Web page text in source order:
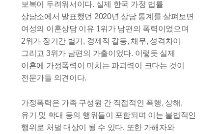
보복이 두려워서이다. 실제 한국 가정 법률
상담소에서 발표했던 2020년 상담 통계를 살펴보면
여성의 이혼상담 이유 1위가 남편의 폭력이었으며
2위가 장기간 별거, 경제적 갈등, 채무, 성격차이
그리고 3위가 남편의 가출이었다. 이렇듯 실제
이혼에 가정폭력이 미치는 파괴력이 크다는 것이
전문가들 의견이다.
가정폭력은 가족 구성원 간 직접적인 폭행, 상해,
유기 및 학대 등의 행위들이 포함되며 이는 불법적인
행위로 처벌 대상이 될 수 있다. 또한 가해자와